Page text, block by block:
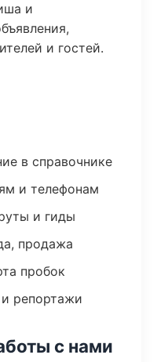
и
и гостей.
в справочнике
и телефонам
и гиды
продажа
пробок
репортажи
с нами